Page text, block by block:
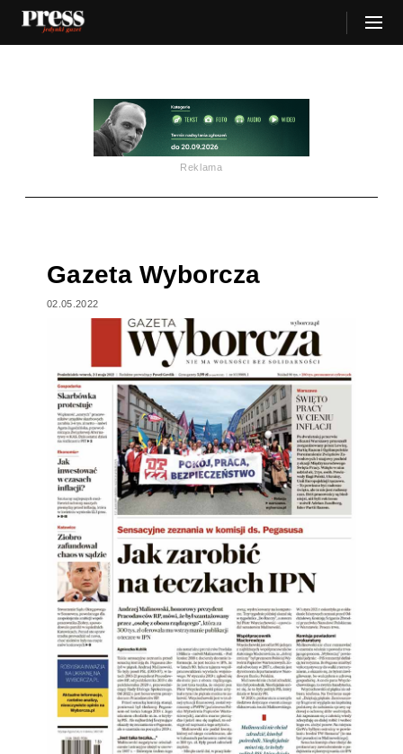
Reklama
Gazeta Wyborcza
02.05.2022